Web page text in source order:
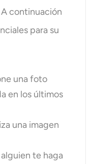
continuación
para su
una foto
en los últimos
una imagen
te haga